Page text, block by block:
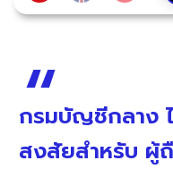
กรมบัญชีกลาง
สงสัยสำหรับ ผู้